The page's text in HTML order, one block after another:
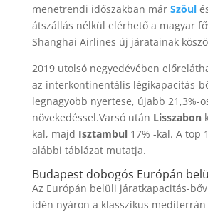
menetrendi időszakban már Szöul
átszállás nélkül elérhető a magyar
Shanghai Airlines új járatainak
2019 utolsó negyedévében
az interkontinentális légikapacitás-
legnagyobb nyertese, újabb 21,3%-
növekedéssel.Varsó után Lisszabon
kal, majd Isztambul17% -kal. A top
alábbi táblázat mutatja.
Budapest dobogós Európán
Az Európán belüli járatkapacitás-
idén nyáron a klasszikus